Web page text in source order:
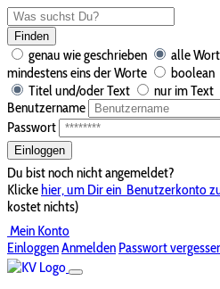
Finden
genau wie geschrieben
alle
mindestens eins der Worte
boolean
Titel und/oder Text
nur im Text
Benutzername
Passwort
Einloggen
Du bist noch nicht angemeldet?
Klickehier, um Dir ein Benutzerkonto
kostet nichts)
Mein Konto
EinloggenAnmelden Passwort